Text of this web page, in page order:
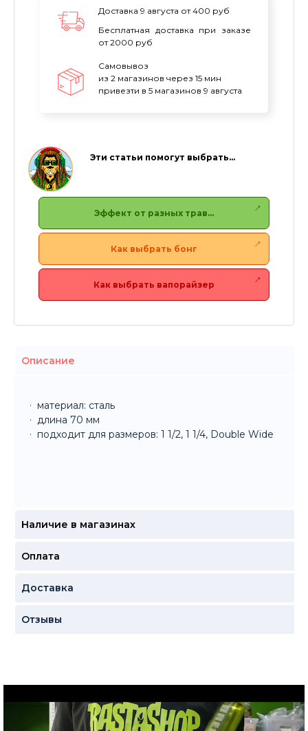
Доставка 9 августа от 400 руб
Бесплатная доставка при заказе
от 2000 руб
Самовывоз
из 2 магазинов через 15 мин
привезти в 5 магазинов 9 августа
Эти статьи помогут выбрать…
Эффект от разных трав…
Как выбрать бонг
Как выбрать вапорайзер
Описание
материал: сталь
длина 70 мм
подходит для размеров: 1 1/2, 1 1/4, Double Wide
Наличие в магазинах
Оплата
Доставка
Отзывы